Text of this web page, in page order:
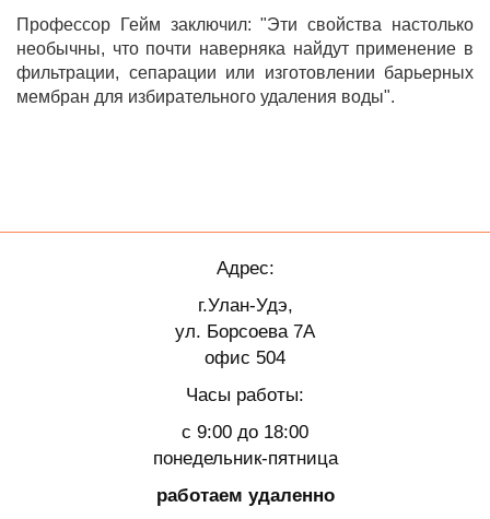
Профессор Гейм заключил: "Эти свойства настолько
необычны, что почти наверняка найдут применение в
фильтрации, сепарации или изготовлении барьерных
мембран для избирательного удаления воды".
Адрес:
г.Улан-Удэ,
ул. Борсоева 7А
офис 504
Часы работы:
с 9:00 до 18:00
понедельник-пятница
работаем удаленно